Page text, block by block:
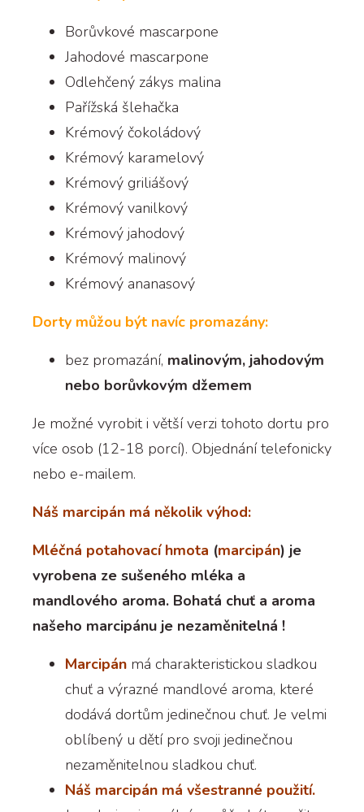
Borůvkové mascarpone
Jahodové mascarpone
Odlehčený zákys malina
Pařížská šlehačka
Krémový čokoládový
Krémový karamelový
Krémový griliášový
Krémový vanilkový
Krémový jahodový
Krémový malinový
Krémový ananasový
Dorty můžou být navíc promazány:
bez promazání, malinovým, jahodovým
nebo borůvkovým džemem
Je možné vyrobit i větší verzi tohoto dortu pro
více osob (12-18 porcí). Objednání telefonicky
nebo e-mailem.
Náš marcipán má několik výhod:
Mléčná potahovací hmota (marcipán) je
vyrobena ze sušeného mléka a
mandlového aroma. Bohatá chuť a aroma
našeho marcipánu je nezaměnitelná !
Marcipán má charakteristickou sladkou
chuť a výrazné mandlové aroma, které
dodává dortům jedinečnou chuť. Je velmi
oblíbený u dětí pro svoji jedinečnou
nezaměnitelnou sladkou chuť.
Náš marcipán má všestranné použití.